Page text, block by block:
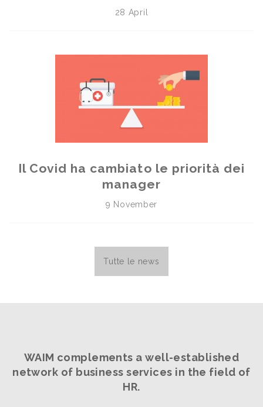
28 April
Il Covid ha cambiato le priorità dei
manager
9 November
Tutte le news
WAIM complements a well-established
network of business services in the field of
HR.